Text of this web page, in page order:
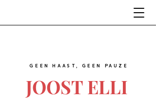
JOOST ELLI
GEEN HAAST, GEEN PAUZE